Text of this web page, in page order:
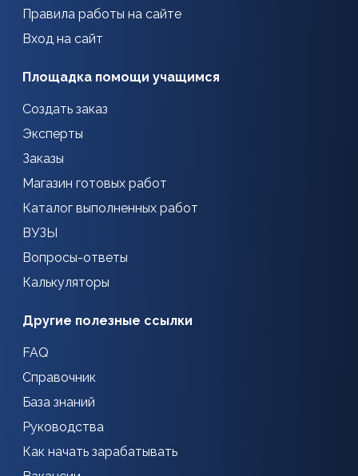
Правила работы на сайте
Вход на сайт
Площадка помощи учащимся
Создать заказ
Эксперты
Заказы
Магазин готовых работ
Каталог выполненных работ
ВУЗЫ
Вопросы-ответы
Калькуляторы
Другие полезные ссылки
FAQ
Справочник
База знаний
Руководства
Как начать зарабатывать